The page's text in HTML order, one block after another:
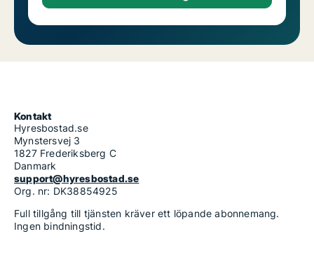
Kontakt
Hyresbostad.se
Mynstersvej 3
1827 Frederiksberg C
Danmark
support@hyresbostad.se
Org. nr: DK38854925
Full tillgång till tjänsten kräver ett löpande abonnemang.
Ingen bindningstid.